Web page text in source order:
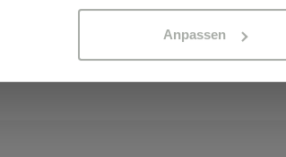
Anpassen